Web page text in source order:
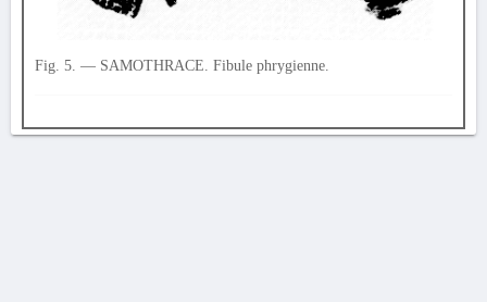
Fig. 5. — SAMOTHRACE. Fibule phrygienne.